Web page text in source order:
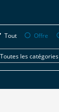
Tout Offre
Toutes les catégories